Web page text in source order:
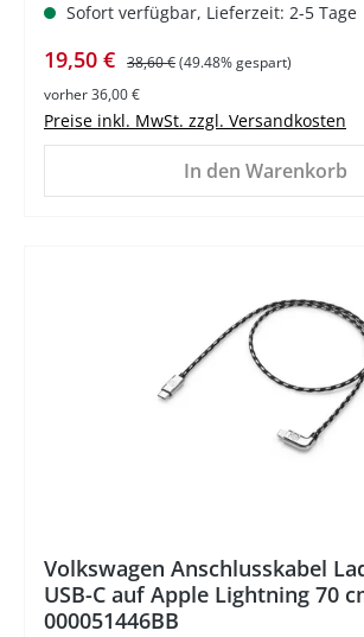
Sofort verfügbar, Lieferzeit: 2-5 Tage
Verkaufspreis:
19,50 € Regulärer Preis:
38,60 €(49.48% gespart)
vorher 36,00 €
Preise inkl. MwSt. zzgl. Versandkosten
In den Warenkorb
Volkswagen Anschlusskabel
USB-C auf Apple Lightning 70
000051446BB